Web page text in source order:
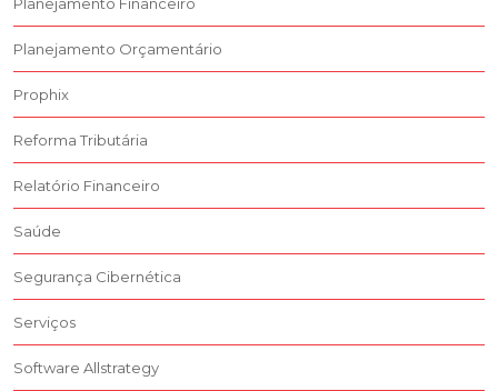
Planejamento Orçamentário
Prophix
Reforma Tributária
Relatório Financeiro
Saúde
Segurança Cibernética
Serviços
Software Allstrategy